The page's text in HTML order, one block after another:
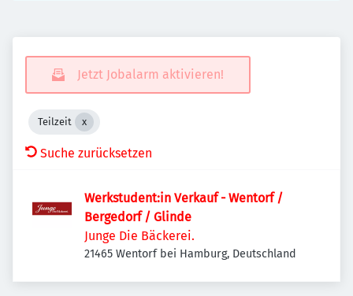
Jetzt Jobalarm aktivieren!
Teilzeit
Suche zurücksetzen
Werkstudent:in Verkauf - Wentorf /
Bergedorf / Glinde
Junge Die Bäckerei.
21465 Wentorf bei Hamburg, Deutschland